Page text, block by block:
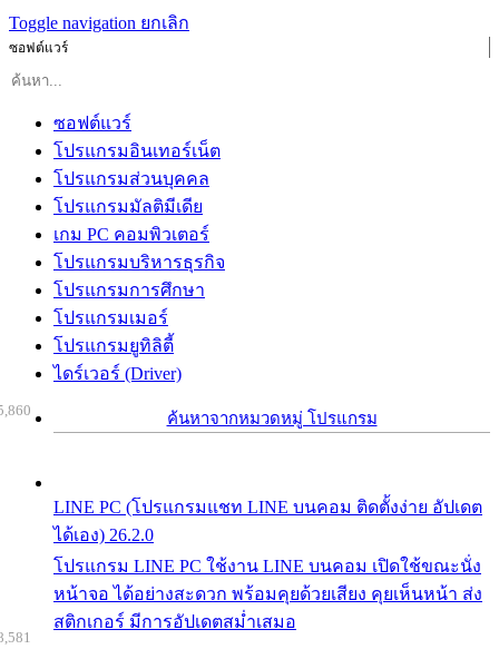
Toggle navigation ยกเลิก
ซอฟต์แวร์
ซอฟต์แวร์
โปรแกรมอินเทอร์เน็ต
โปรแกรมส่วนบุคคล
โปรแกรมมัลติมีเดีย
เกม PC คอมพิวเตอร์
โปรแกรมบริหารธุรกิจ
โปรแกรมการศึกษา
โปรแกรมเมอร์
โปรแกรมยูทิลิตี้
ไดร์เวอร์ (Driver)
ค้นหาจากหมวดหมู่ โปรแกรม
LINE PC (โปรแกรมแชท LINE บนคอม ติดตั้งง่าย อัปเดต
ได้เอง) 26.2.0
โปรแกรม LINE PC ใช้งาน LINE บนคอม เปิดใช้ขณะนั่ง
หน้าจอ ได้อย่างสะดวก พร้อมคุยด้วยเสียง คุยเห็นหน้า ส่ง
สติกเกอร์ มีการอัปเดตสม่ำเสมอ